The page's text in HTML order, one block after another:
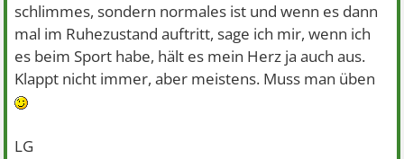
schlimmes, sondern normales ist und wenn es dann
mal im Ruhezustand auftritt, sage ich mir, wenn ich
es beim Sport habe, hält es mein Herz ja auch aus.
Klappt nicht immer, aber meistens. Muss man üben
LG